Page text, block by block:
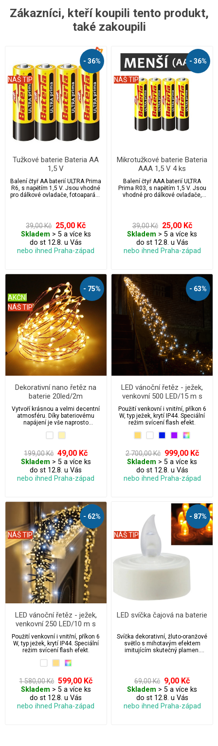
Zákazníci, kteří koupili tento produkt,
také zakoupili
- 36%
NÁŠ TIP
Tužkové baterie Bateria AA
1,5 V
Balení čtyř AA baterií ULTRA Prima
R6, s napětím 1,5 V. Jsou vhodné
pro dálkové ovladače, fotoaparáty,
39,00 Kč 25,00 Kč
Skladem > 5 a více ks
do st 12.8. u Vás
nebo ihned Praha-západ
- 36%
NÁŠ TIP
Mikrotužkové baterie Bateria
AAA 1,5 V 4 ks
Balení čtyř AAA baterií ULTRA
Prima R03, s napětím 1,5 V. Jsou
vhodné pro dálkové ovladače,
39,00 Kč 25,00 Kč
Skladem > 5 a více ks
do st 12.8. u Vás
nebo ihned Praha-západ
- 75%
NÁŠ TIP
AKČNÍ
Dekorativní nano řetěz na
baterie 20led/2m
Vytvoří krásnou a velmi decentní
atmosféru. Díky bateriovému
napájení je vše naprosto
199,00 Kč 49,00 Kč
Skladem > 5 a více ks
do st 12.8. u Vás
nebo ihned Praha-západ
- 63%
LED vánoční řetěz - ježek,
venkovní 500 LED/15 m s
flash
Použití venkovní i vnitřní, příkon 6
W, typ ježek, krytí IP44. Speciální
režim svícení flash efekt.
2 700,00 Kč 999,00 Kč
Skladem > 5 a více ks
do st 12.8. u Vás
nebo ihned Praha-západ
- 62%
NÁŠ TIP
LED vánoční řetěz - ježek,
venkovní 250 LED/10 m s
flash
Použití venkovní i vnitřní, příkon 6
W, typ ježek, krytí IP44. Speciální
režim svícení flash efekt.
1 580,00 Kč 599,00 Kč
Skladem > 5 a více ks
do st 12.8. u Vás
nebo ihned Praha-západ
- 87%
NÁŠ TIP
LED svíčka čajová na baterie
Svíčka dekorativní, žluto-oranžové
světlo s mihotavým efektem
imitujícím skutečný plamen.
69,00 Kč 9,00 Kč
Skladem > 5 a více ks
do st 12.8. u Vás
nebo ihned Praha-západ